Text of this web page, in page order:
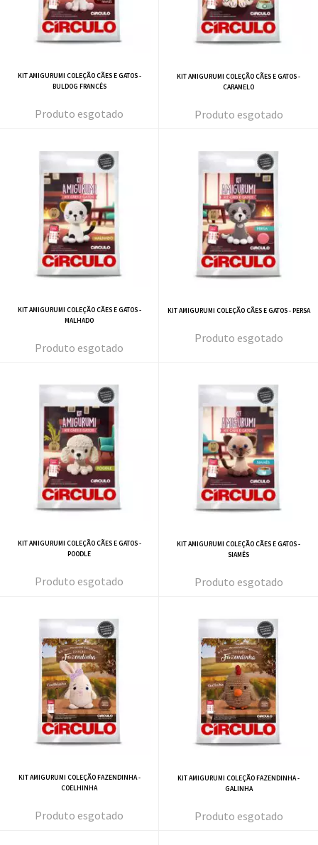
KIT AMIGURUMI COLEÇÃO CÃES E GATOS -
BULDOG FRANCÊS
esgotado
KIT AMIGURUMI COLEÇÃO CÃES E GATOS -
CARAMELO
esgotado
KIT AMIGURUMI COLEÇÃO CÃES E GATOS -
MALHADO
esgotado
KIT AMIGURUMI COLEÇÃO CÃES E GATOS - PERSA
esgotado
KIT AMIGURUMI COLEÇÃO CÃES E GATOS -
POODLE
esgotado
KIT AMIGURUMI COLEÇÃO CÃES E GATOS -
SIAMÊS
esgotado
KIT AMIGURUMI COLEÇÃO FAZENDINHA -
COELHINHA
esgotado
KIT AMIGURUMI COLEÇÃO FAZENDINHA -
GALINHA
esgotado